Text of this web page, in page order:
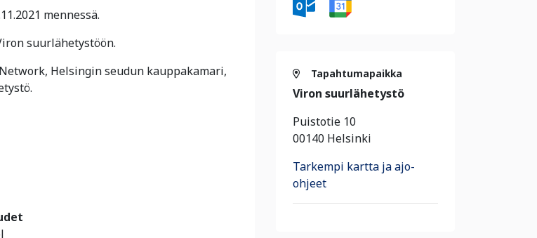
mennessä.
suurlähetystöön.
Helsingin seudun kauppakamari,
Tapahtumapaikka
Viron suurlähetystö
Puistotie 10
00140 Helsinki
Tarkempi kartta ja ajo-
ohjeet